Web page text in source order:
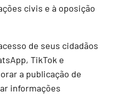
civis e à oposição
de seus cidadãos
TikTok e
a publicação de
informações